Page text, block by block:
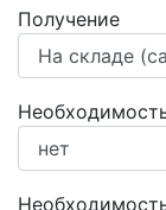
Получение